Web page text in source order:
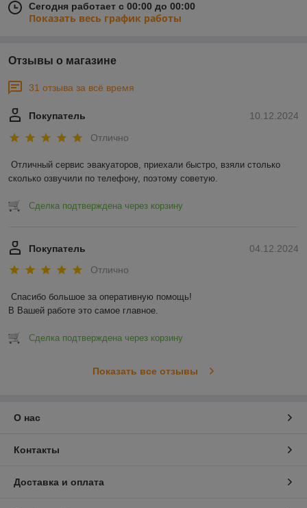
Сегодня работает с 00:00 до 00:00
Показать весь график работы
Отзывы о магазине
31 отзыва за всё время
10.12.2024
Покупатель
Отлично
Отличный сервис эвакуаторов, приехали быстро, взяли столько
сколько озвучили по телефону, поэтому советую.
Сделка подтверждена через корзину
04.12.2024
Покупатель
Отлично
Спасибо большое за оперативную помощь!
В Вашей работе это самое главное.
Сделка подтверждена через корзину
Показать все отзывы
О нас
Контакты
Доставка и оплата